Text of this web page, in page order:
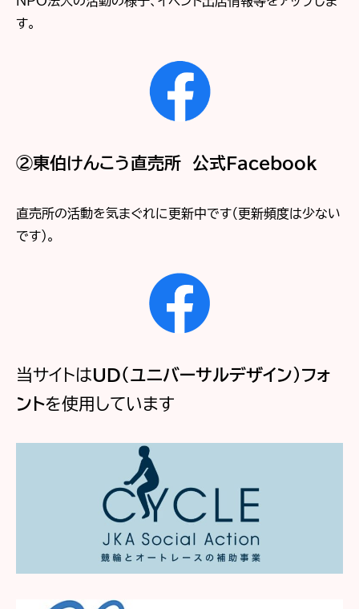
す。
②東伯けんこう直売所 公式Facebook
直売所の活動を気まぐれに更新中です（更新頻度は少ない
です）。
当サイトはUD（ユニバーサルデザイン）フォ
ントを使用しています